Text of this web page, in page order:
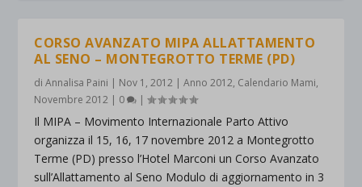
CORSO AVANZATO MIPA ALLATTAMENTO
AL SENO – MONTEGROTTO TERME (PD)
diAnnalisa Paini | Nov 1, 2012 |Anno 2012, Calendario Mami,
Novembre 2012 | 0 |
Il MIPA – Movimento Internazionale Parto Attivo
organizza il 15, 16, 17 novembre 2012 a Montegrotto
Terme (PD) presso l’Hotel Marconi un Corso Avanzato
sull’Allattamento al Seno Modulo di aggiornamento in 3